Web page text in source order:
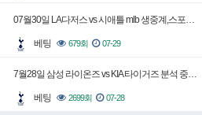
07월30일 LA다저스 vs 시애틀 mlb 생중계,스포…
베팅 679회 07-29
7월28일 삼성 라이온즈 vs KIA 타이거즈 분석 중…
베팅 2699회 07-28